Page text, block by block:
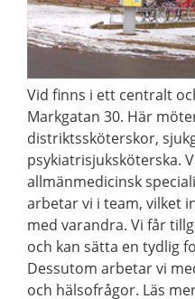
Vid finns i ett centralt
Markgatan 30. Här
distriktssköterskor,
psykiatrisjuksköterska.
allmänmedicinsk
arbetar vi i team, vilket
med varandra. Vi får
och kan sätta en tydlig
Dessutom arbetar vi
och hälsofrågor. Läs